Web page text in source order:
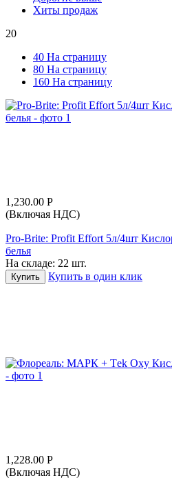
Хиты продаж
20
40 На страницу
80 На страницу
160 На страницу
1,230.00 Р
(Включая НДС)
Pro-Brite: Profit Effort 5л/4шт
белья
На складе: 22 шт.
Купить Купить в один клик
1,228.00 Р
(Включая НДС)